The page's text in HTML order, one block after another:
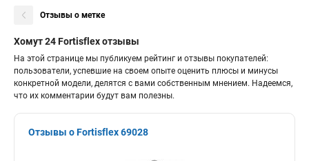
Отзывы о метке
Хомут 24 Fortisflex отзывы
На этой странице мы публикуем рейтинг и отзывы покупателей:
пользователи, успевшие на своем опыте оценить плюсы и минусы
конкретной модели, делятся с вами собственным мнением. Надеемся,
что их комментарии будут вам полезны.
Отзывы о Fortisflex 69028